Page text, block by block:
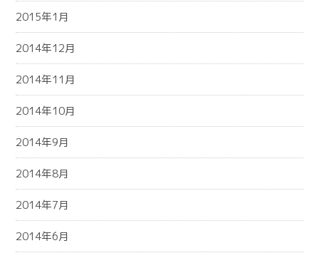
2015年1月
2014年12月
2014年11月
2014年10月
2014年9月
2014年8月
2014年7月
2014年6月